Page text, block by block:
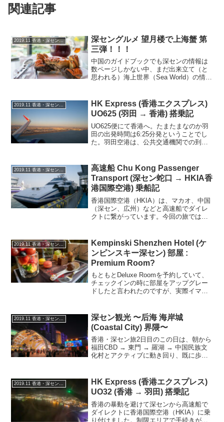
関連記事
2019.11 香港・深セン上海蟹の旅
深セングルメ 望月楼で上海蟹 第
三弾！！！
中国のガイドブックでも深センの情報は
数ページしかない中、まだ出来立て（と
思われる）海上世界（Sea World）の情報
たりばったりで決めざるを得ない状態で
した。店の雰囲...
2019.11 香港・深セン上海蟹の旅
HK Express (香港エクスプレス)
UO625 (羽田 → 香港) 搭乗記
UO625便にて香港へ。たまたまなのか羽
田の出発時間は6:25分発ということでし
た。羽田空港は、公共交通機関での到着
で、多くの方は近くで前泊かタクシー等
でアクセス...
高速船 Chu Kong Passenger
Transport (深セン蛇口 → HKIA香
港国際空港) 乗船記
香港国際空港（HKIA）は、マカオ、中国
（深セン、広州）などと高速船でダイレ
クトに繋がっています。今回の旅では、
順をご紹介します。事前予約事前・当日
に港で買うことも...
Kempinski Shenzhen Hotel (ケ
ンピンスキー深セン) 部屋 :
Premium Room?
もともとDeluxe Roomを予約していて、
チェックインの時に部屋をアップグレー
ドしたと言われたのですが、実際イマイ
夕日が眩しいくらいでした。部屋 :
Premium...
2019.11 香港・深セン上海蟹の旅
深セン観光 〜后海 海岸城
(Coastal City) 界隈〜
香港・深セン旅2日目のこの日は、朝から
福田CBD → 東門 → 羅湖 → 中国民族文
化村とアクティブに動き回り、既に歩数
につられ3度も散策に出かけてしまいまし
た。...
HK Express (香港エクスプレス)
UO32 (香港 → 羽田) 搭乗記
香港の暴動を避けて深センから高速船で
ダイレクトに香港国際空港（HKIA）に乗
り付けました。制限エリアで手続きが全